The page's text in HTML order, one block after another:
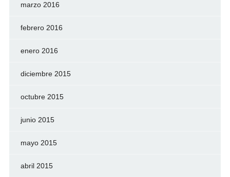
marzo 2016
febrero 2016
enero 2016
diciembre 2015
octubre 2015
junio 2015
mayo 2015
abril 2015